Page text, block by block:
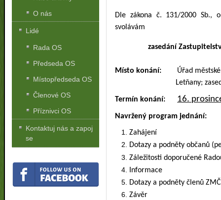
Dle zákona č. 131/2000 Sb.,
svolávám
zasedání
Místo konání: Úřad městské
Letňany;
Termín konání: 16.
Navržený program jednání:
Zahájení
Dotazy a podněty občanů
Záležitosti doporučené
Informace
Dotazy a podněty členů ZMČ
Závěr
O nás
Lidé
Rada OS
Předseda OS
Místopředseda OS
Členové OS
Příznivci OS
Kontaktuj nás a zapoj
se